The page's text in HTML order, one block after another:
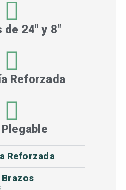
de 24" y 8"
Reforzada
Reforzada
Brazos